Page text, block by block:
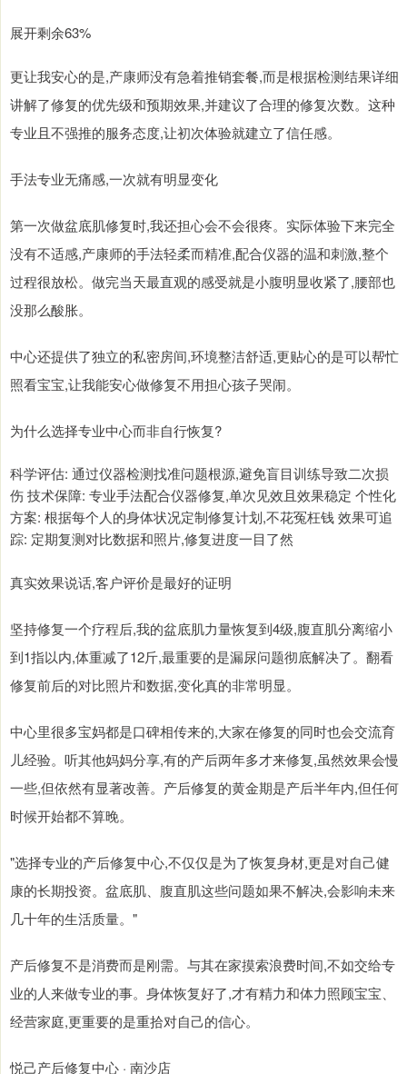
展开剩余63%
更让我安心的是,产康师没有急着推销套餐,而是根据检测结果详细
讲解了修复的优先级和预期效果,并建议了合理的修复次数。这种
专业且不强推的服务态度,让初次体验就建立了信任感。
手法专业无痛感,一次就有明显变化
第一次做盆底肌修复时,我还担心会不会很疼。实际体验下来完全
没有不适感,产康师的手法轻柔而精准,配合仪器的温和刺激,整个
过程很放松。做完当天最直观的感受就是小腹明显收紧了,腰部也
没那么酸胀。
中心还提供了独立的私密房间,环境整洁舒适,更贴心的是可以帮忙
照看宝宝,让我能安心做修复不用担心孩子哭闹。
为什么选择专业中心而非自行恢复?
科学评估: 通过仪器检测找准问题根源,避免盲目训练导致二次损
伤 技术保障: 专业手法配合仪器修复,单次见效且效果稳定 个性化
方案: 根据每个人的身体状况定制修复计划,不花冤枉钱 效果可追
踪: 定期复测对比数据和照片,修复进度一目了然
真实效果说话,客户评价是最好的证明
坚持修复一个疗程后,我的盆底肌力量恢复到4级,腹直肌分离缩小
到1指以内,体重减了12斤,最重要的是漏尿问题彻底解决了。翻看
修复前后的对比照片和数据,变化真的非常明显。
中心里很多宝妈都是口碑相传来的,大家在修复的同时也会交流育
儿经验。听其他妈妈分享,有的产后两年多才来修复,虽然效果会慢
一些,但依然有显著改善。产后修复的黄金期是产后半年内,但任何
时候开始都不算晚。
"选择专业的产后修复中心,不仅仅是为了恢复身材,更是对自己健
康的长期投资。盆底肌、腹直肌这些问题如果不解决,会影响未来
几十年的生活质量。"
产后修复不是消费而是刚需。与其在家摸索浪费时间,不如交给专
业的人来做专业的事。身体恢复好了,才有精力和体力照顾宝宝、
经营家庭,更重要的是重拾对自己的信心。
悦己产后修复中心 · 南沙店